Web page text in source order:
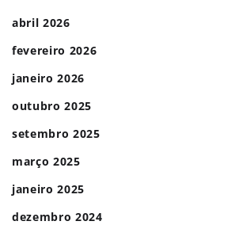
abril 2026
fevereiro 2026
janeiro 2026
outubro 2025
setembro 2025
março 2025
janeiro 2025
dezembro 2024